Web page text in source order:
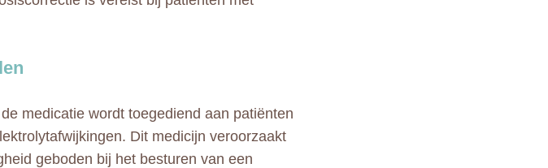
medicatie wordt toegediend aan patiënten
Dit medicijn veroorzaakt
geboden bij het besturen van een